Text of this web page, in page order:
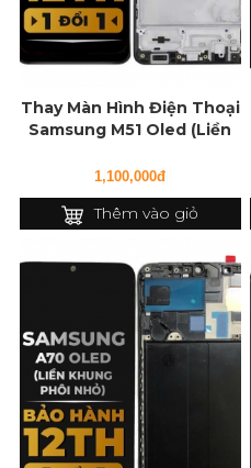
Thay Màn Hình Điện Thoại
Samsung M51 Oled (Liền
1,100,000đ
Thêm vào giỏ